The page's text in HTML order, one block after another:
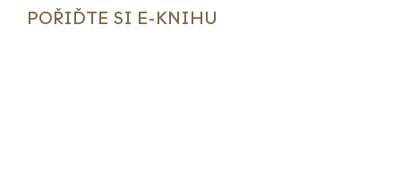
POŘIĎTE SI E-KNIHU